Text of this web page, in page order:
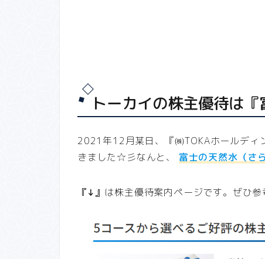
トーカイの株主優待は
2021年12月某日、『㈱TOKAホールデ
きました☆彡なんと、 富士の天然水（さ
『↓』 は株主優待案内ページです。ぜひ